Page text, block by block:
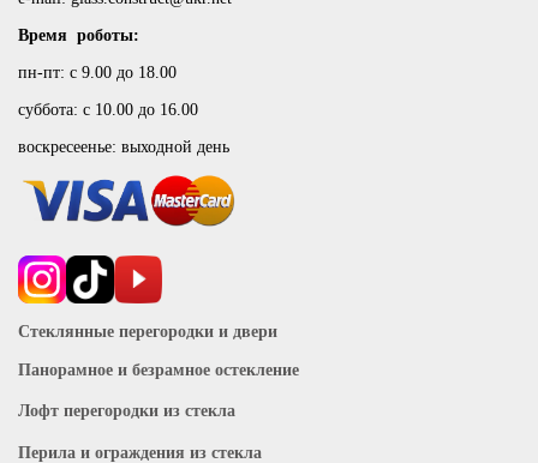
Время роботы:
пн-пт: с 9.00 до 18.00
суббота: с 10.00 до 16.00
воскресеенье: выходной день
Стеклянные перегородки и двери
Панорамное и безрамное остекление
Лофт перегородки из стекла
Перила и ограждения из стекла